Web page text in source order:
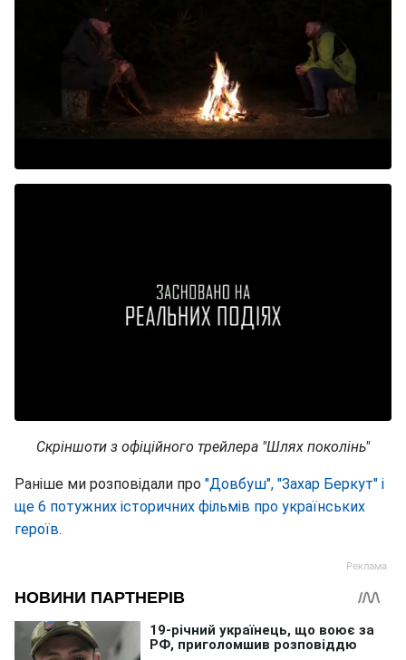
Скріншоти з офіційного трейлера "Шлях поколінь"
Раніше ми розповідали про "Довбуш", "Захар Беркут" і
ще 6 потужних історичних фільмів про українських
героїв.